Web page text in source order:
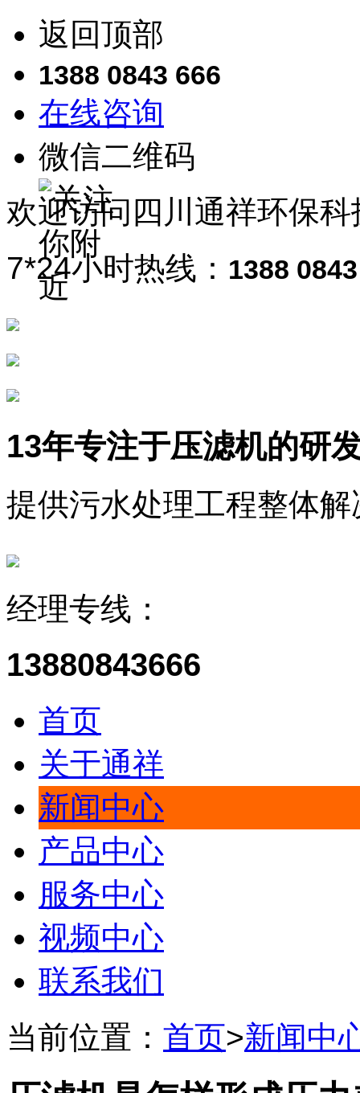
返回顶部
1388 0843 666
在线咨询
微信二维码
欢迎访问 四川通祥环保科
7*24小时热线： 1388
13年专注于压滤机的研
提供污水处理工程整体解
经理专线：
13880843666
首页
关于通祥
新闻中心
产品中心
服务中心
视频中心
联系我们
当前位置： 首页>新闻中